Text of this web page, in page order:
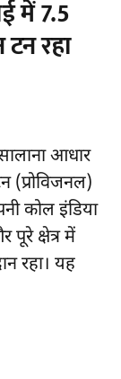
में 7.5
रहा
आधार
(प्रोविजनल)
कोल इंडिया
क्षेत्र में
रहा। यह